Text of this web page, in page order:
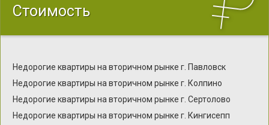
Стоимость
Недорогие квартиры на вторичном рынке г. Павловск
Недорогие квартиры на вторичном рынке г. Колпино
Недорогие квартиры на вторичном рынке г. Сертолово
Недорогие квартиры на вторичном рынке г. Кингисепп